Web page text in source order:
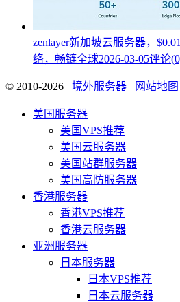
zenlayer新加坡云服务器，
络，畅链全球2026-03-05评论
© 2010-2026 境外服务器 网站地图
美国服务器
美国VPS推荐
美国云服务器
美国站群服务器
美国高防服务器
香港服务器
香港VPS推荐
香港云服务器
亚洲服务器
日本服务器
日本VPS推荐
日本云服务器